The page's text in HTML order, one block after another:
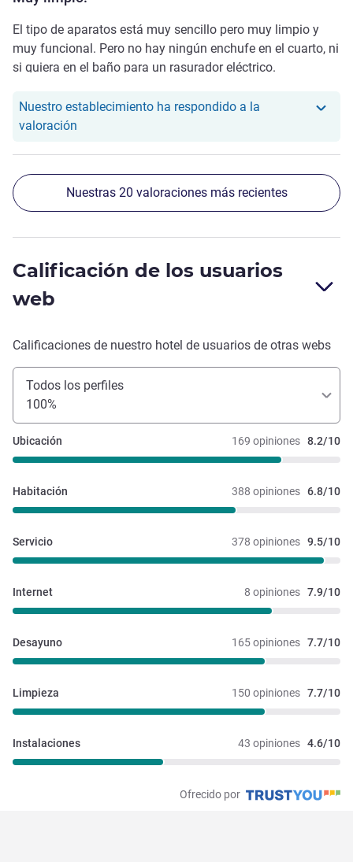
El tipo de aparatos está muy sencillo pero muy limpio y
muy funcional. Pero no hay ningún enchufe en el cuarto, ni
si quiera en el baño para un rasurador eléctrico.
Nuestro establecimiento ha respondido a la
valoración
Nuestras 20 valoraciones más recientes
Calificación de los usuarios
web
Calificaciones de nuestro hotel de usuarios de otras webs
Todos los perfiles
100%
169 opiniones 8.2/10
Ubicación
388 opiniones 6.8/10
Habitación
378 opiniones 9.5/10
Servicio
8 opiniones 7.9/10
Internet
165 opiniones 7.7/10
Desayuno
150 opiniones 7.7/10
Limpieza
43 opiniones 4.6/10
Instalaciones
Ofrecido por